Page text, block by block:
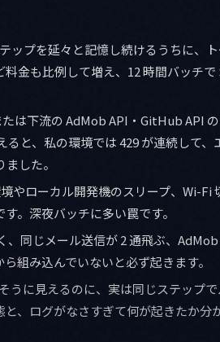
ップを延々と記憶し続けるうちに、ト
金も比例して増え、12 時間バッチで
は下流の AdMob API・GitHub API の
と、私の環境では 429 が連続して、
した。
ローカル開発機のスリープ、Wi-Fi
。深夜バッチに多い罠です。
同じメール送信が 2 通飛ぶ、
組み込んでいないと必ず起きます。
に見えるのに、実は同じステップで
、ログがなさすぎて何が起きたか分